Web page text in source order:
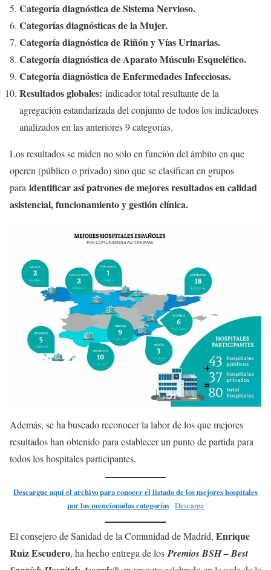
Categoría diagnóstica de Sistema Nervioso.
Categorías diagnósticas de la Mujer.
Categoría diagnóstica de Riñón y Vías Urinarias.
Categoría diagnóstica de Aparato Músculo Esquelético.
Categoría diagnóstica de Enfermedades Infecciosas.
Resultados globales: indicador total resultante de la
agregación estandarizada del conjunto de todos los indicadores
analizados en las anteriores 9 categorías.
Los resultados se miden no solo en función del ámbito en que
operen (público o privado) sino que se clasifican en grupos
para identificar así patrones de mejores resultados en calidad
asistencial, funcionamiento y gestión clínica.
Además, se ha buscado reconocer la labor de los que mejores
resultados han obtenido para establecer un punto de partida para
todos los hospitales participantes.
Descargue aquí el archivo para conocer el listado de los mejores hospitales
por las mencionadas categorías Descarga
El consejero de Sanidad de la Comunidad de Madrid, Enrique
Ruiz Escudero, ha hecho entrega de losPremios BSH – Best